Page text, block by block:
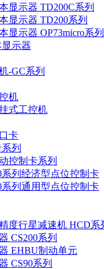
显示器 TD200C系列
显示器 TD200系列
显示器 OP73micro系列
示器
-GC系列
机
式工控机
卡
列
控制卡系列
系列经济型点位控制卡
系列通用型点位控制卡
度行星减速机 HCD系
CS200系列
EHBU制动单元
CS90系列